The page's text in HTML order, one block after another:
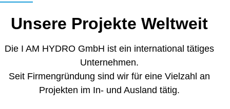
Unsere Projekte Weltweit
Die I AM HYDRO GmbH ist ein international tätiges
Unternehmen.
Seit Firmengründung sind wir für eine Vielzahl an
Projekten im In- und Ausland tätig.